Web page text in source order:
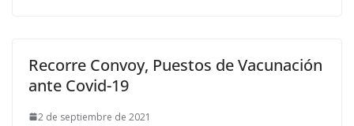
Recorre Convoy, Puestos de Vacunación
ante Covid-19
2 de septiembre de 2021